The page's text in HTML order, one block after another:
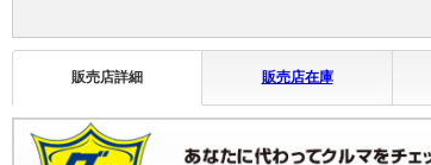
販売店詳細 販売店在庫